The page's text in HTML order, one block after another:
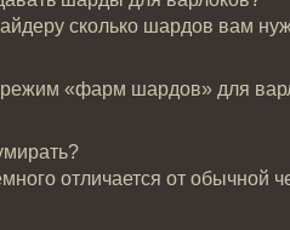
сколько шардов вам
«фарм шардов» для
отличается от обычной